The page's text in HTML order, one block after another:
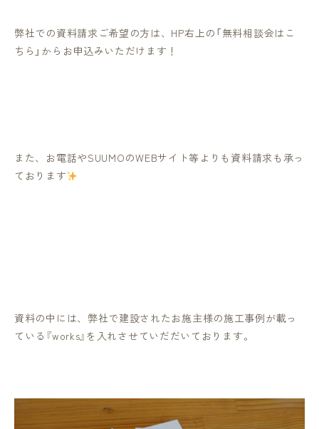
弊社での資料請求ご希望の方は、HP右上の「無料相談会はこ
ちら」からお申込みいただけます！
また、お電話やSUUMOのWEBサイト等よりも資料請求も承っ
ております
資料の中には、弊社で建設されたお施主様の施工事例が載っ
ている『works』を入れさせていだだいております。